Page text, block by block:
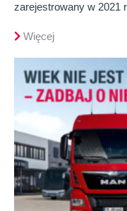
zarejestrowany w 2021
Więcej